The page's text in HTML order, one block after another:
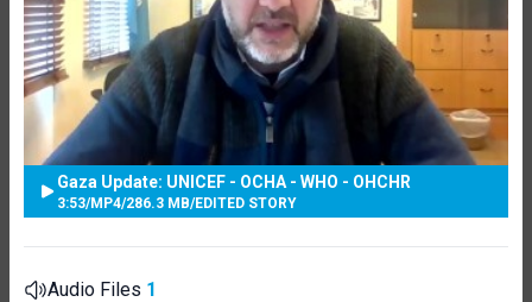
Gaza Update: UNICEF - OCHA - WHO - OHCHR
3:53/MP4/286.3 MB/EDITED STORY
Audio Files 1